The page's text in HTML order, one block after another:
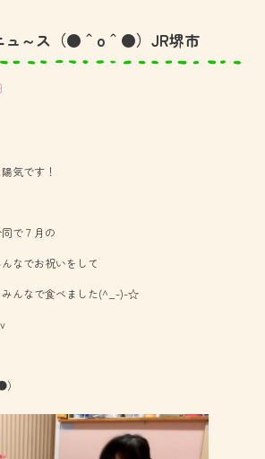
～ス（●＾o＾●）JR堺市
気です！
で７月の
なでお祝いをして
みんなで食べました(^_-)-☆